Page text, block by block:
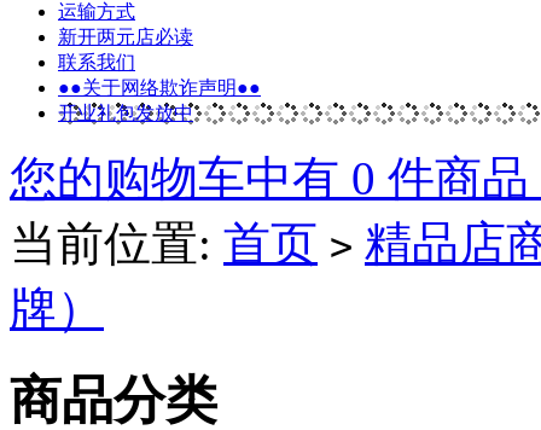
运输方式
新开两元店必读
联系我们
●●关于网络欺诈声明●●
开业礼包发放中
您的购物车中有 0 件商
当前位置: 首页 > 精品店
牌）
商品分类